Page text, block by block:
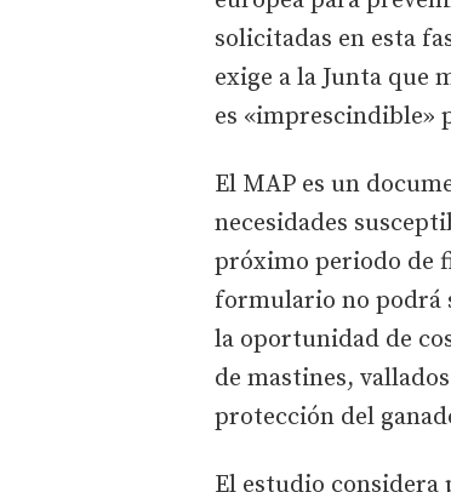
solicitadas en esta
exige a la Junta que
es «imprescindible»
El MAP es un
necesidades
próximo periodo de
formulario no podrá
la oportunidad de
de mastines,
protección del
El estudio considera